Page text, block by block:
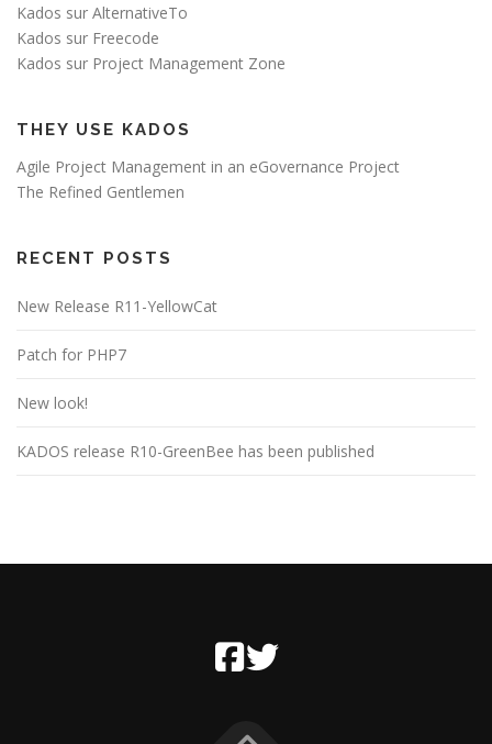
Kados sur AlternativeTo
Kados sur Freecode
Kados sur Project Management Zone
THEY USE KADOS
Agile Project Management in an eGovernance Project
The Refined Gentlemen
RECENT POSTS
New Release R11-YellowCat
Patch for PHP7
New look!
KADOS release R10-GreenBee has been published